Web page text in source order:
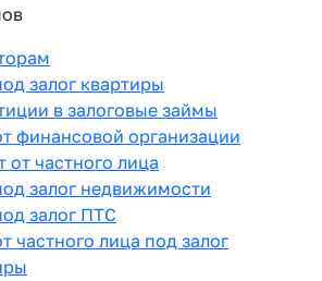
залог квартиры
в залоговые займы
финансовой организации
от частного лица
залог недвижимости
залог ПТС
частного лица под залог